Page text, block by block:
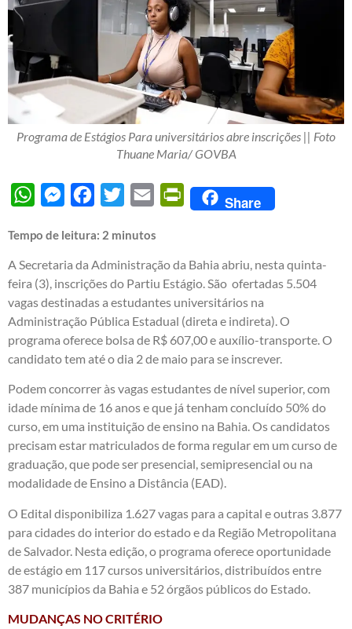
Programa de Estágios Para universitários abre inscrições || Foto
Thuane Maria/ GOVBA
WhatsAppMessengerFacebook
Twitter Email PrintFriendly
Share
Tempo de leitura: 2 minutos
A Secretaria da Administração da Bahia abriu, nesta quinta-
feira (3), inscrições do Partiu Estágio. São ofertadas 5.504
vagas destinadas a estudantes universitários na
Administração Pública Estadual (direta e indireta). O
programa oferece bolsa de R$ 607,00 e auxílio-transporte. O
candidato tem até o dia 2 de maio para se inscrever.
Podem concorrer às vagas estudantes de nível superior, com
idade mínima de 16 anos e que já tenham concluído 50% do
curso, em uma instituição de ensino na Bahia. Os candidatos
precisam estar matriculados de forma regular em um curso de
graduação, que pode ser presencial, semipresencial ou na
modalidade de Ensino a Distância (EAD).
O Edital disponibiliza 1.627 vagas para a capital e outras 3.877
para cidades do interior do estado e da Região Metropolitana
de Salvador. Nesta edição, o programa oferece oportunidade
de estágio em 117 cursos universitários, distribuídos entre
387 municípios da Bahia e 52 órgãos públicos do Estado.
MUDANÇAS NO CRITÉRIO